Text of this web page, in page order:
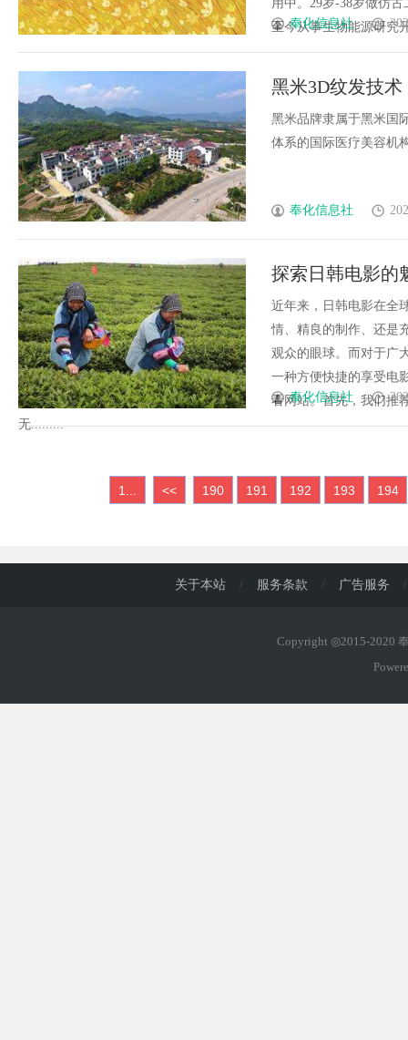
用中。29岁-38岁做仿
至今从事生物能源研究
奉化信息社
黑米3D纹发技
从“无”到“有”
黑米品牌隶属于黑米国
体系的国际医疗美容机
奉化信息社
探索日韩电影的
近年来，日韩电影在全
情、精良的制作、还是
观众的眼球。而对于广
一种方便快捷的享受电
看网站。首先，我们推
无.........
奉化信息社
1... << 190 191 192 193 194
关于本站 / 服务条款 / 广告服务 /
Copyright ◎2015-2020